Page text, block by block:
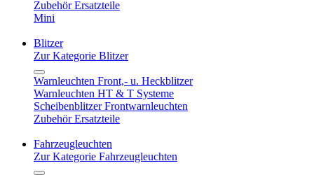
Zubehör Ersatzteile
Mini
Blitzer
Zur Kategorie Blitzer
Warnleuchten Front,- u. Heckblitzer
Warnleuchten HT & T Systeme
Scheibenblitzer Frontwarnleuchten
Zubehör Ersatzteile
Fahrzeugleuchten
Zur Kategorie Fahrzeugleuchten